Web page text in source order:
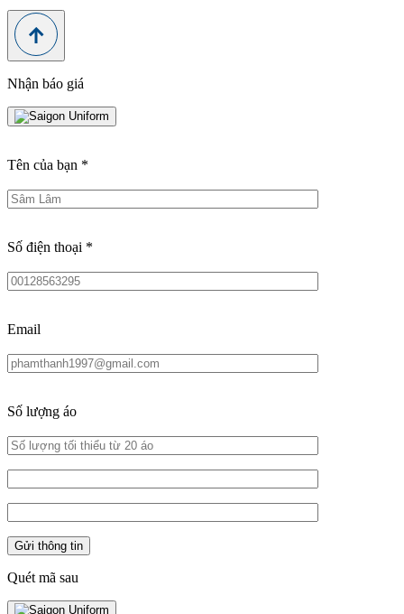
Nhận báo giá
Tên của bạn *
Số điện thoại *
Email
Số lượng áo
Quét mã sau